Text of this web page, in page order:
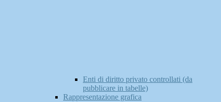
Enti di diritto privato controllati (da
pubblicare in tabelle)
Rappresentazione grafica